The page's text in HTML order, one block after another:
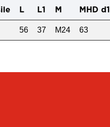
L L1 M MHD d1
56 37 M24 63